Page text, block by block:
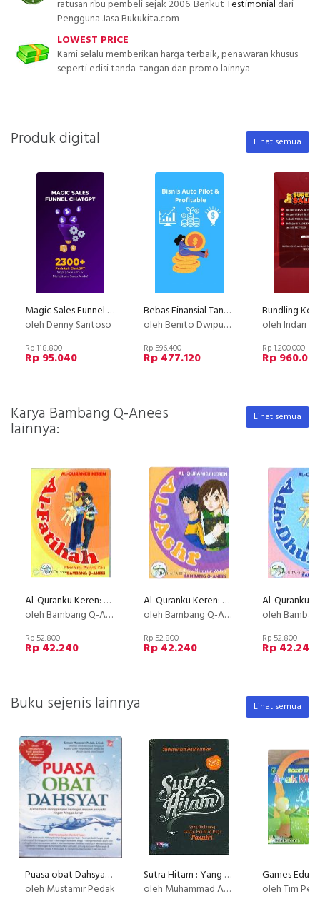
ratusan ribu pembeli sejak 2006. BerikutTestimonial dari
Pengguna Jasa Bukukita.com
LOWEST PRICE
Kami selalu memberikan harga terbaik, penawaran khusus
seperti edisi tanda-tangan dan promo lainnya
Produk digital Lihat semua
Magic Sales Funnel ChatGPT
oleh Denny Santoso
Rp 118.800
Rp 95.040
Bebas Finansial Tanpa Kerja Setiap Hari
oleh Benito Dwiputra
Rp 596.400
Rp 477.120
oleh Indari
Rp 1.200.000
Rp
Karya Bambang Q-Anees
lainnya:
Lihat semua
Al-Quranku Keren: Al-Fatihah - Membuka Potensi Diri
oleh Bambang Q-Anees
Rp 52.800
Rp 42.240
Al-Quranku Keren: Al-Ashr - Rahasia Mengatur Waktu
oleh Bambang Q-Anees
Rp 52.800
Rp 42.240
oleh Bambang
Rp 52.800
Rp 42.240
Buku sejenis lainnya Lihat semua
Puasa obat Dahsyat (Disc 50%)
oleh Mustamir Pedak
Sutra Hitam : Yang Terlarang Dalam Berintim Bagi Pasutri (2015)
oleh Muhammad Ansharullah
oleh Tim